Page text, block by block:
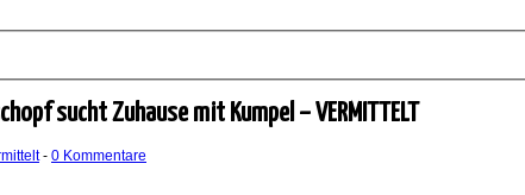
sucht Zuhause mit Kumpel – VERMITTELT
- 0 Kommentare